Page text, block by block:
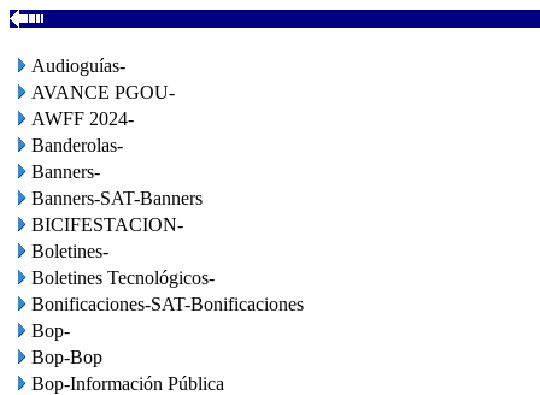
Audioguías-
AVANCE PGOU-
AWFF 2024-
Banderolas-
Banners-
Banners-SAT-Banners
BICIFESTACION-
Boletines-
Boletines Tecnológicos-
Bonificaciones-SAT-Bonificaciones
Bop-
Bop-Bop
Bop-Información Pública